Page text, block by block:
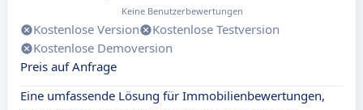
Keine Benutzerbewertungen
Kostenlose Version
Kostenlose Testversion
Kostenlose Demoversion
Preis auf Anfrage
Eine umfassende Lösung für Immobilienbewertungen,